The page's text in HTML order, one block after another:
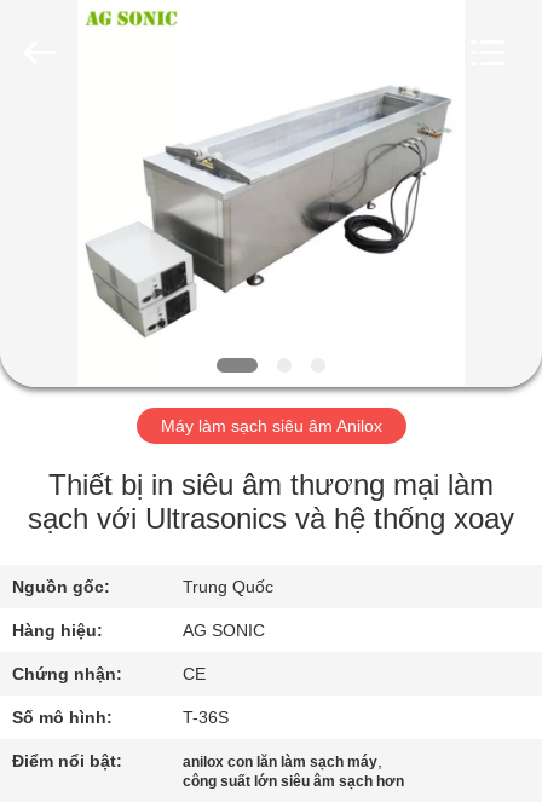
HƯỚNG
CHÚNG
TÔI
THAM
QUAN
Máy làm sạch siêu âm Anilox
Thiết bị in siêu âm thương mại làm
sạch với Ultrasonics và hệ thống xoay
Nguồn gốc: Trung Quốc
Hàng hiệu: AG SONIC
Chứng nhận: CE
Số mô hình: T-36S
Điểm nổi bật: anilox con lăn làm sạch máy,
công suất lớn siêu âm sạch hơn